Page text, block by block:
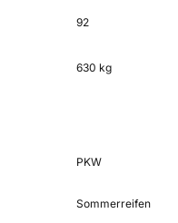
92
630 kg
PKW
Sommerreifen